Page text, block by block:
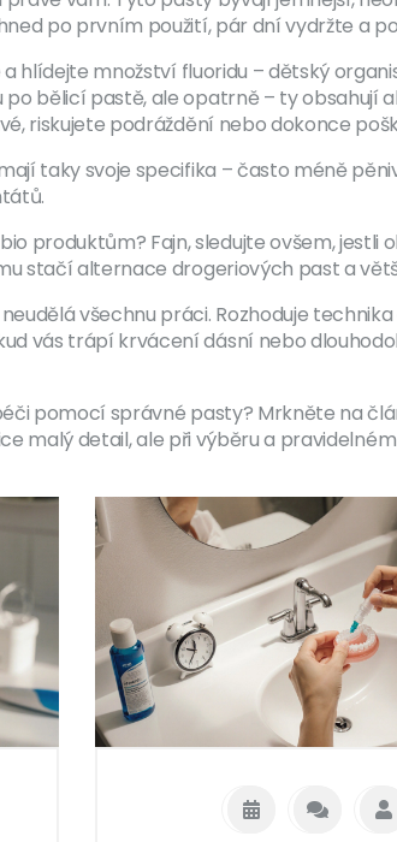
po prvním použití, pár dní vydržte a
hlídejte množství fluoridu – dětský
bělicí pastě, ale opatrně – ty obsahují
riskujete podráždění nebo dokonce
taky svoje specifika – často méně
produktům? Fajn, sledujte ovšem, jestli
stačí alternace drogeriových past a
všechnu práci. Rozhoduje
vás trápí krvácení dásní nebo
pomocí správné pasty? Mrkněte na
malý detail, ale při výběru a